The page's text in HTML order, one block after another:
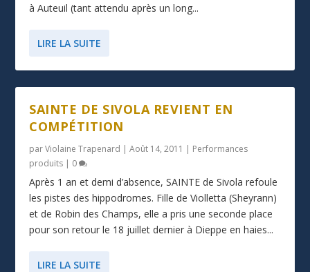
à Auteuil (tant attendu après un long...
LIRE LA SUITE
SAINTE DE SIVOLA REVIENT EN
COMPÉTITION
parViolaine Trapenard |Août 14, 2011 | Performances
produits | 0
Après 1 an et demi d’absence, SAINTE de Sivola refoule
les pistes des hippodromes. Fille de Violletta (Sheyrann)
et de Robin des Champs, elle a pris une seconde place
pour son retour le 18 juillet dernier à Dieppe en haies...
LIRE LA SUITE